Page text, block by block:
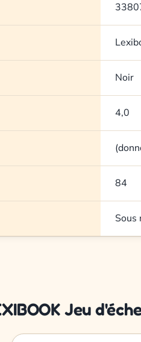
Noir
4,0
84
Sous
Jeu